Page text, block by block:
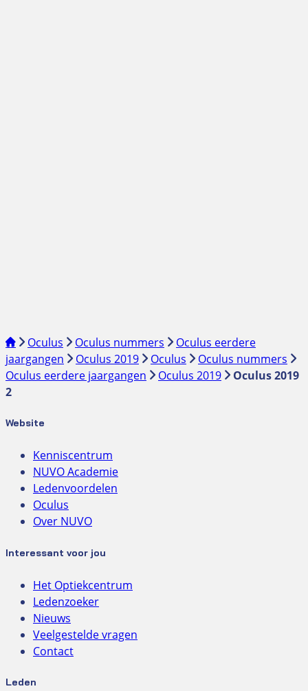
Oculus Oculus nummers
Oculus eerdere
jaargangen
Oculus 2019 Oculus
Oculus nummers
Oculus eerdere jaargangen
Oculus 2019
Oculus 2019
2
Website
Kenniscentrum
NUVO Academie
Ledenvoordelen
Oculus
Over NUVO
Interessant voor jou
Het Optiekcentrum
Ledenzoeker
Nieuws
Veelgestelde vragen
Contact
Leden